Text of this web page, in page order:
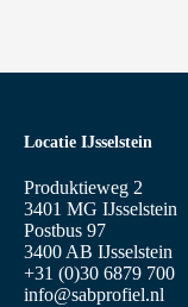
Locatie IJsselstein
Produktieweg 2
3401 MG IJsselstein
Postbus 97
3400 AB IJsselstein
+31 (0)30 6879 700
info@sabprofiel.nl